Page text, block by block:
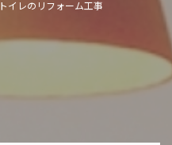
トイレのリフォーム工事